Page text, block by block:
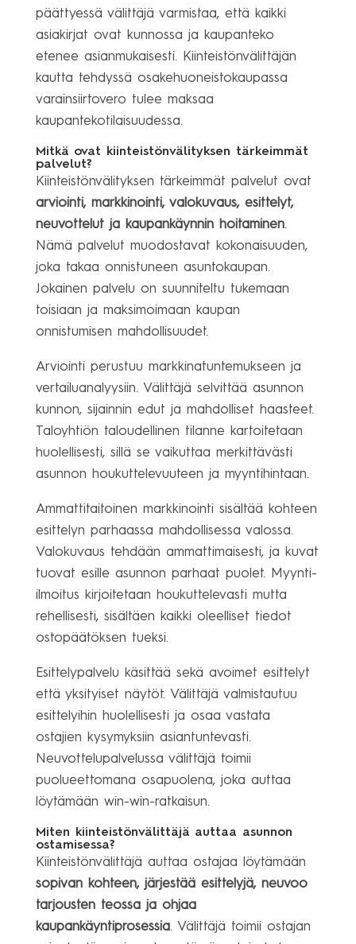
päättyessä välittäjä varmistaa, että kaikki
asiakirjat ovat kunnossa ja kaupanteko
etenee asianmukaisesti. Kiinteistönvälittäjän
kautta tehdyssä osakehuoneistokaupassa
varainsiirtovero tulee maksaa
kaupantekotilaisuudessa.
Mitkä ovat kiinteistönvälityksen tärkeimmät
palvelut?
Kiinteistönvälityksen tärkeimmät palvelut ovat
arviointi, markkinointi, valokuvaus, esittelyt,
neuvottelut ja kaupankäynnin hoitaminen.
Nämä palvelut muodostavat kokonaisuuden,
joka takaa onnistuneen asuntokaupan.
Jokainen palvelu on suunniteltu tukemaan
toisiaan ja maksimoimaan kaupan
onnistumisen mahdollisuudet.
Arviointi perustuu markkinatuntemukseen ja
vertailuanalyysiin. Välittäjä selvittää asunnon
kunnon, sijainnin edut ja mahdolliset haasteet.
Taloyhtiön taloudellinen tilanne kartoitetaan
huolellisesti, sillä se vaikuttaa merkittävästi
asunnon houkuttelevuuteen ja myyntihintaan.
Ammattitaitoinen markkinointi sisältää kohteen
esittelyn parhaassa mahdollisessa valossa.
Valokuvaus tehdään ammattimaisesti, ja kuvat
tuovat esille asunnon parhaat puolet. Myynti-
ilmoitus kirjoitetaan houkuttelevasti mutta
rehellisesti, sisältäen kaikki oleelliset tiedot
ostopäätöksen tueksi.
Esittelypalvelu käsittää sekä avoimet esittelyt
että yksityiset näytöt. Välittäjä valmistautuu
esittelyihin huolellisesti ja osaa vastata
ostajien kysymyksiin asiantuntevasti.
Neuvottelupalvelussa välittäjä toimii
puolueettomana osapuolena, joka auttaa
löytämään win-win-ratkaisun.
Miten kiinteistönvälittäjä auttaa asunnon
ostamisessa?
Kiinteistönvälittäjä auttaa ostajaa löytämään
sopivan kohteen, järjestää esittelyjä, neuvoo
tarjousten teossa ja ohjaa
kaupankäyntiprosessia. Välittäjä toimii ostajan